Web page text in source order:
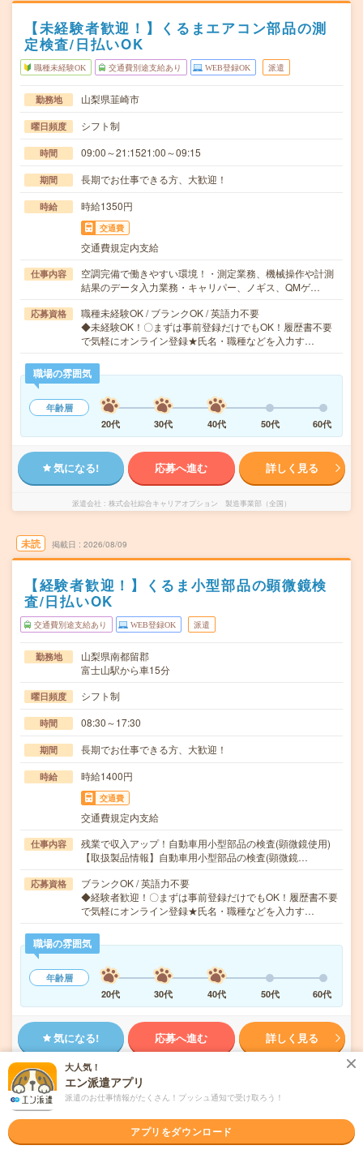
【未経験者歓迎！】くるまエアコン部品の測
定検査/日払いOK
職種未経験OK 交通費別途支給あり WEB登録OK 派遣
勤務地 山梨県韮崎市
曜日頻度 シフト制
時間 09:00～21:1521:00～09:15
期間 長期でお仕事できる方、大歓迎！
時給 時給1350円
交通費
交通費規定内支給
仕事内容
空調完備で働きやすい環境！・測定業務、機械操作や計測
結果のデータ入力業務・キャリパー、ノギス、QMゲ…
応募資格
職種未経験OK / ブランクOK / 英語力不要
◆未経験OK！〇まずは事前登録だけでもOK！履歴書不要
で気軽にオンライン登録★氏名・職種などを入力す…
職場の雰囲気
年齢層
20代
30代 40代 50代 60代
気になる! 応募へ進む 詳しく見る
派遣会社 株式会社綜合キャリアオプション 製造事業部（全国）
未読 掲載日 2026/08/09
【経験者歓迎！】くるま小型部品の顕微鏡検
査/日払いOK
交通費別途支給あり WEB登録OK 派遣
勤務地
山梨県南都留郡
富士山駅から車15分
曜日頻度 シフト制
時間 08:30～17:30
期間 長期でお仕事できる方、大歓迎！
時給 時給1400円
交通費
交通費規定内支給
仕事内容
残業で収入アップ！自動車用小型部品の検査(顕微鏡使用)
【取扱製品情報】自動車用小型部品の検査(顕微鏡…
応募資格
ブランクOK / 英語力不要
◆経験者歓迎！〇まずは事前登録だけでもOK！履歴書不要
で気軽にオンライン登録★氏名・職種などを入力す…
職場の雰囲気
年齢層
20代
30代 40代 50代 60代
気になる! 応募へ進む 詳しく見る
派遣会社
未読
大人気！
エン派遣アプリ
派遣のお仕事情報がたくさん！プッシュ通知で受け取ろう！
アプリをダウンロード